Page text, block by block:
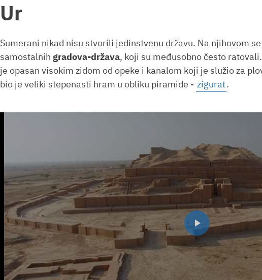
Ur
Sumerani nikad nisu stvorili jedinstvenu državu. Na njihovom
samostalnih gradova-država, koji su međusobno često
je opasan visokim zidom od opeke i kanalom koji je služio za
bio je veliki stepenasti hram u obliku piramide - zigurat.